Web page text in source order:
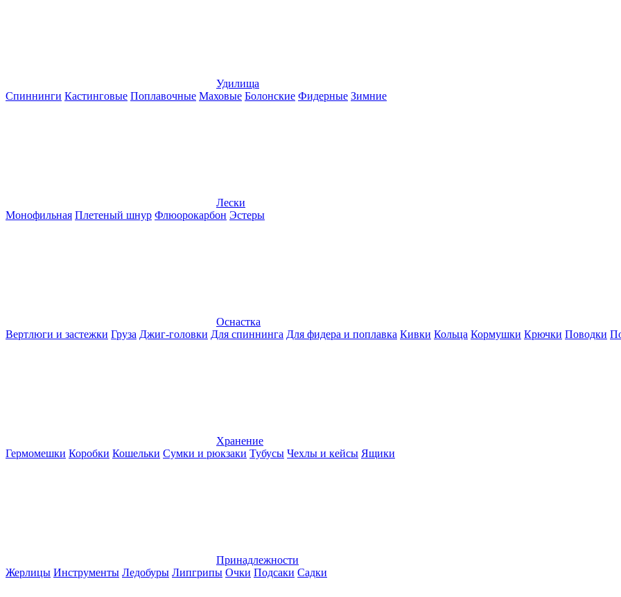
Удилища
Спиннинги Кастинговые Поплавочные Маховые Болонские Фидерные Зимние
Лески
Монофильная Плетеный шнур Флюорокарбон Эстеры
Оснастка
Вертлюги и застежки Груза Джиг-головки Для спиннинга Для фидера и поплавка Кивки Кольца Кормушки Крючки Поводки
Хранение
Гермомешки Коробки Кошельки Сумки и рюкзаки Тубусы Чехлы и кейсы Ящики
Принадлежности
Жерлицы Инструменты Ледобуры Липгрипы Очки Подсаки Садки